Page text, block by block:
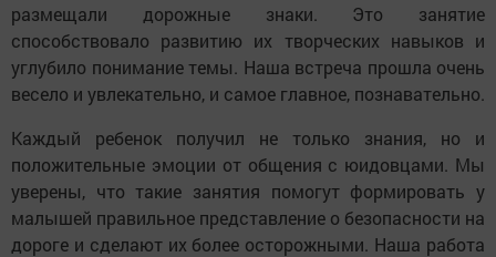
размещали дорожные знаки. Это занятие
способствовало развитию их творческих навыков и
углубило понимание темы. Наша встреча прошла очень
весело и увлекательно, и самое главное, познавательно.
Каждый ребенок получил не только знания, но и
положительные эмоции от общения с юидовцами. Мы
уверены, что такие занятия помогут формировать у
малышей правильное представление о безопасности на
дороге и сделают их более осторожными. Наша работа